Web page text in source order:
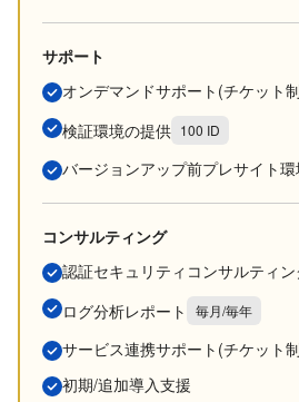
サポート
オンデマンドサポート(チケット
検証環境の提供 100 ID
バージョンアップ前プレサイト
コンサルティング
認証セキュリティコンサルティ
ログ分析レポート
毎月/毎年
サービス連携サポート(チケット
初期/追加導入支援